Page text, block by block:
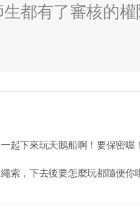
都有了審核的權
起下來玩天鵝船啊！要保密喔！
索，下去後要怎麼玩都隨便你